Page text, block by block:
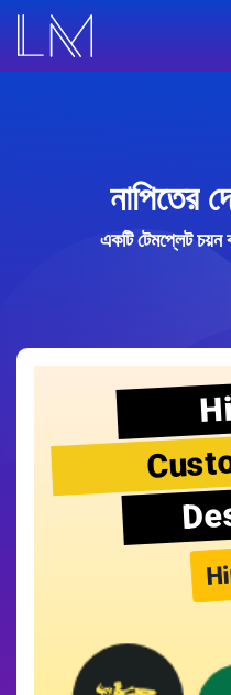
নাপিতের
একটি টেমপ্লেট